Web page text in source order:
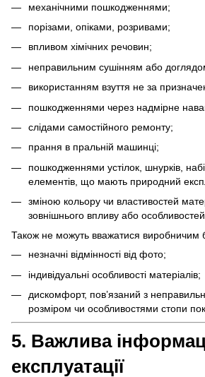
механічними пошкодженнями;
порізами, опіками, розривами;
впливом хімічних речовин;
неправильним сушінням або
використанням взуття не за
пошкодженнями через надмірне
слідами самостійного ремонту;
прання в пральній машинці;
пошкодженнями устілок, шнурків,
елементів, що мають природний
зміною кольору чи властивостей
зовнішнього впливу або особливостей
Також не можуть вважатися виробничим
незначні відмінності від фото;
індивідуальні особливості матеріалів;
дискомфорт, пов’язаний з
розміром чи особливостями стопи
5. Важлива
експлуатації